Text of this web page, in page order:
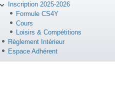
Inscription 2025-2026
Formule CS4Y
Cours
Loisirs & Compétitions
Règlement Intérieur
Espace Adhérent